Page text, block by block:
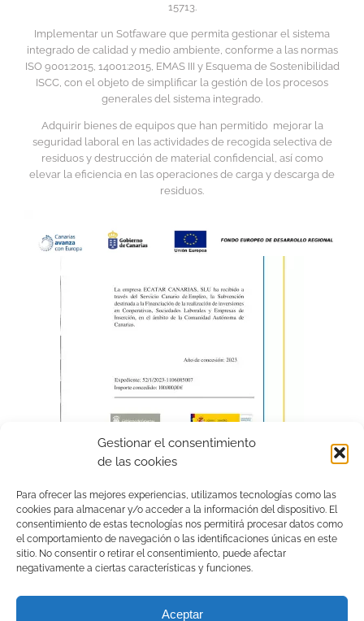
Gestionar el consentimiento
de las cookies
Para ofrecer las mejores experiencias, utilizamos tecnologías como las
cookies para almacenar y/o acceder a la información del dispositivo. El
consentimiento de estas tecnologías nos permitirá procesar datos como
el comportamiento de navegación o las identificaciones únicas en este
sitio. No consentir o retirar el consentimiento, puede afectar
negativamente a ciertas características y funciones.
Aceptar
15713.
Implementar un Sotfaware que permita gestionar el sistema
integrado de calidad y medio ambiente, conforme a las normas
ISO 9001:2015, 14001:2015, EMAS III y Esquema de Sostenibilidad
ISCC, con el objeto de simplificar la gestión de los procesos
generales del sistema integrado.
Adquirir bienes de equipos que han permitido mejorar la
seguridad laboral en las actividades de recogida selectiva de
residuos y destrucción de material confidencial, así como
elevar la eficiencia en las operaciones de carga y descarga de
residuos.